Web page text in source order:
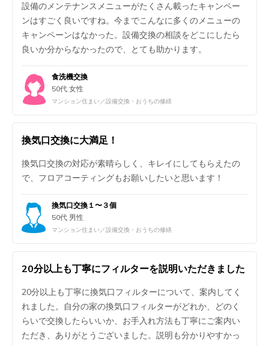
設備のメンテナンスメニューがたくさん載ったキャンペー
ンはすごく良いですね。今までこんなに多くのメニューの
キャンペーンはなかった。設備交換の相談をどこにしたら
良いか分からなかったので、とても助かります。
食洗機交換
50代 女性
マンション住まい／設備交換・おうちの修繕
換気口交換に大満足！
換気口交換の対応が素晴らしく、キレイにしてもらえたの
で、フロアコーティングもお願いしたいと思います！
換気口交換１〜３個
50代 男性
マンション住まい／設備交換・おうちの修繕
20分以上も丁寧にフィルターを説明いただきました
20分以上も丁寧に換気口フィルターについて、案内してく
れました。自分の家の換気口フィルターがどれか、どのく
らいで交換したらいいか、お手入れ方法も丁寧にご案内い
ただき、ありがとうございました。説明も分かりやすかっ